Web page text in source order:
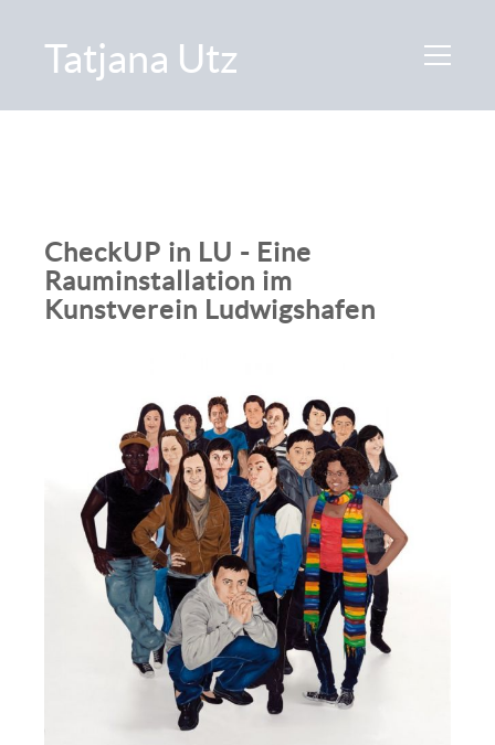
Tatjana Utz
CheckUP in LU - Eine
Rauminstallation im
Kunstverein Ludwigshafen